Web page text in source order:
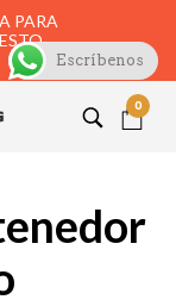
PARA
0
Escríbenos